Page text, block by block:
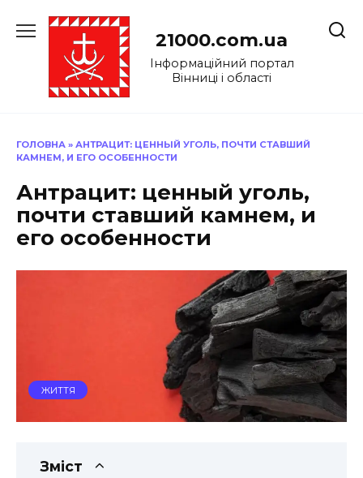
до
21000.com.ua
Інформаційний портал
Вінниці і області
ГОЛОВНА » АНТРАЦИТ: ЦЕННЫЙ УГОЛЬ, ПОЧТИ СТАВШИЙ
КАМНЕМ, И ЕГО ОСОБЕННОСТИ
Антрацит: ценный уголь,
почти ставший камнем, и
его особенности
ЖИТТЯ
Зміст